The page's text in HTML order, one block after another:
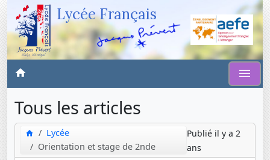
Lycée Français
Tous les articles
Lycée
Orientation et stage de 2nde
Publié il y a 2
ans